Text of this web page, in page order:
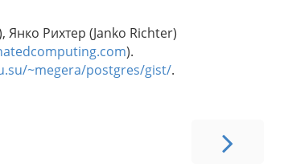
Янко Рихтер (Janko Richter)
).
~megera/postgres/gist/.